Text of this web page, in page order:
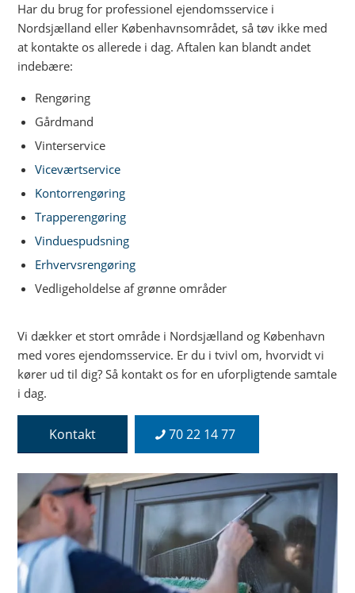
Har du brug for professionel ejendomsservice i
Nordsjælland eller Københavnsområdet, så tøv ikke med
at kontakte os allerede i dag. Aftalen kan blandt andet
indebære:
Rengøring
Gårdmand
Vinterservice
Viceværtservice
Kontorrengøring
Trapperengøring
Vinduespudsning
Erhvervsrengøring
Vedligeholdelse af grønne områder
Vi dækker et stort område i Nordsjælland og København
med vores ejendomsservice. Er du i tvivl om, hvorvidt vi
kører ud til dig? Så kontakt os for en uforpligtende samtale
i dag.
Kontakt 70 22 14 77